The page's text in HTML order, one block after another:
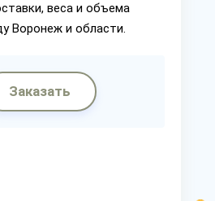
веса и объема
Воронеж и области.
Заказать